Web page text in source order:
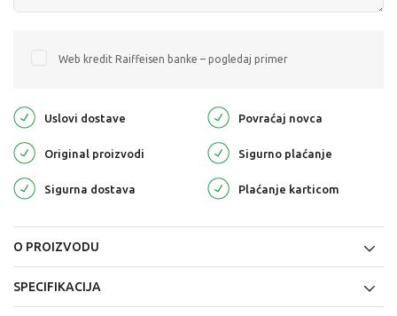
Web kredit Raiffeisen banke – pogledaj primer
Uslovi dostave Povraćaj novca
Original proizvodi Sigurno plaćanje
Sigurna dostava Plaćanje karticom
O PROIZVODU
SPECIFIKACIJA